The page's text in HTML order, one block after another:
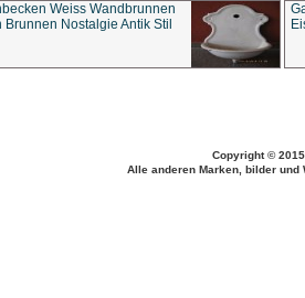
Weiss Wandbrunnen
Brunnen Nostalgie Antik Stil
Copyright ©
Alle anderen Marken, bilder und